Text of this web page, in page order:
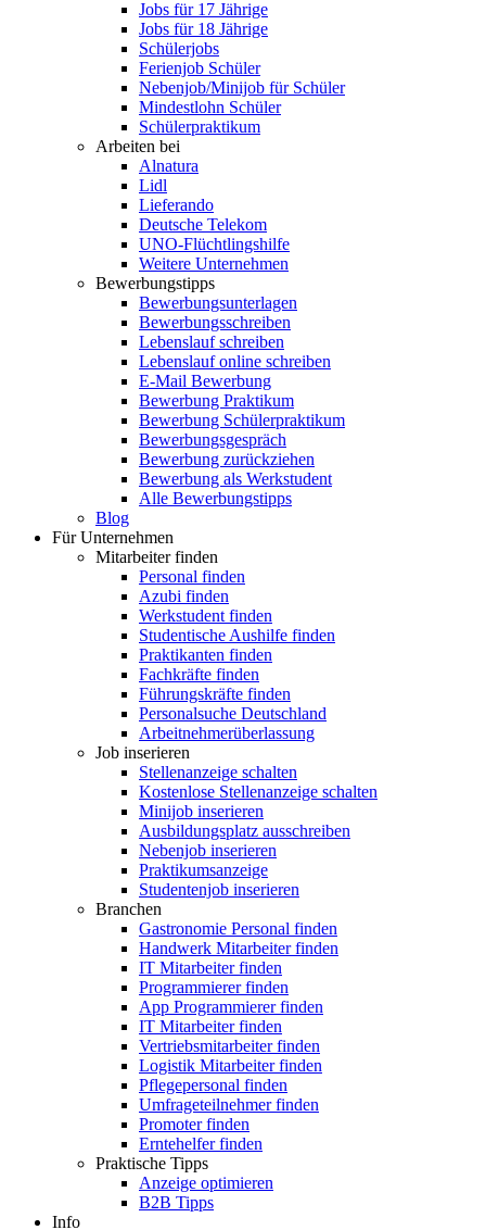
Jobs für 17 Jährige
Jobs für 18 Jährige
Schülerjobs
Ferienjob Schüler
Nebenjob/Minijob für Schüler
Mindestlohn Schüler
Schülerpraktikum
Arbeiten bei
Alnatura
Lidl
Lieferando
Deutsche Telekom
UNO-Flüchtlingshilfe
Weitere Unternehmen
Bewerbungstipps
Bewerbungsunterlagen
Bewerbungsschreiben
Lebenslauf schreiben
Lebenslauf online schreiben
E-Mail Bewerbung
Bewerbung Praktikum
Bewerbung Schülerpraktikum
Bewerbungsgespräch
Bewerbung zurückziehen
Bewerbung als Werkstudent
Alle Bewerbungstipps
Blog
Für Unternehmen
Mitarbeiter finden
Personal finden
Azubi finden
Werkstudent finden
Studentische Aushilfe finden
Praktikanten finden
Fachkräfte finden
Führungskräfte finden
Personalsuche Deutschland
Arbeitnehmerüberlassung
Job inserieren
Stellenanzeige schalten
Kostenlose Stellenanzeige schalten
Minijob inserieren
Ausbildungsplatz ausschreiben
Nebenjob inserieren
Praktikumsanzeige
Studentenjob inserieren
Branchen
Gastronomie Personal finden
Handwerk Mitarbeiter finden
IT Mitarbeiter finden
Programmierer finden
App Programmierer finden
IT Mitarbeiter finden
Vertriebsmitarbeiter finden
Logistik Mitarbeiter finden
Pflegepersonal finden
Umfrageteilnehmer finden
Promoter finden
Erntehelfer finden
Praktische Tipps
Anzeige optimieren
B2B Tipps
Info